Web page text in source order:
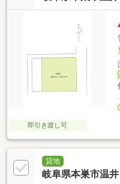
即引き渡し可
貸地
岐阜県本巣市温井